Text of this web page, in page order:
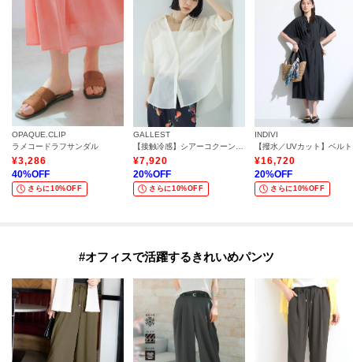
OPAQUE.CLIP
ラメコードラフサンダル
¥3,286
40%OFF
さらに10%OFF
GALLEST
¥7,920
20%OFF
さらに10%OFF
INDIVI
¥16,720
20%OFF
さらに10%OFF
#オフィスで活躍するきれいめパンツ